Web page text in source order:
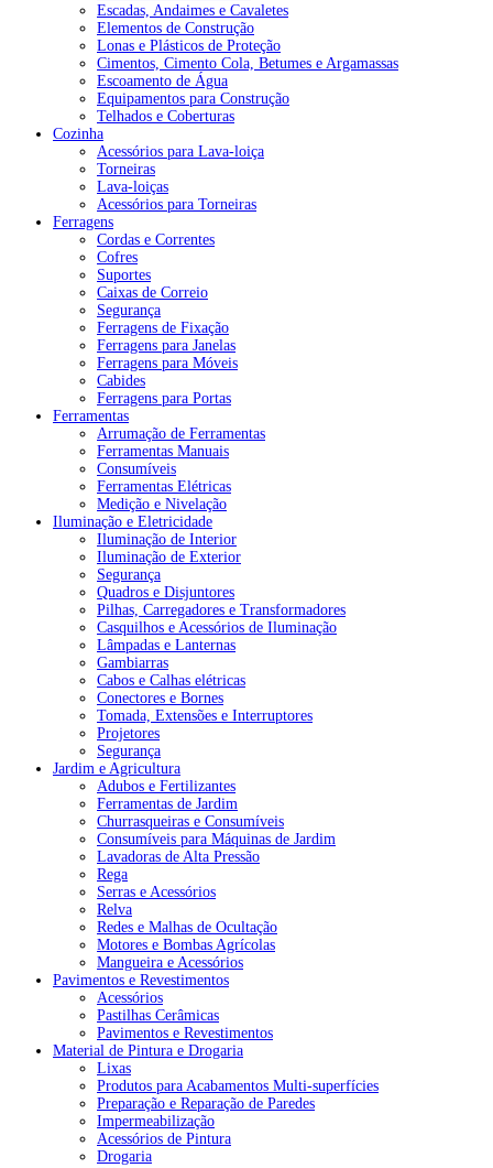
Escadas, Andaimes e Cavaletes
Elementos de Construção
Lonas e Plásticos de Proteção
Cimentos, Cimento Cola, Betumes e Argamassas
Escoamento de Água
Equipamentos para Construção
Telhados e Coberturas
Cozinha
Acessórios para Lava-loiça
Torneiras
Lava-loiças
Acessórios para Torneiras
Ferragens
Cordas e Correntes
Cofres
Suportes
Caixas de Correio
Segurança
Ferragens de Fixação
Ferragens para Janelas
Ferragens para Móveis
Cabides
Ferragens para Portas
Ferramentas
Arrumação de Ferramentas
Ferramentas Manuais
Consumíveis
Ferramentas Elétricas
Medição e Nivelação
Iluminação e Eletricidade
Iluminação de Interior
Iluminação de Exterior
Segurança
Quadros e Disjuntores
Pilhas, Carregadores e Transformadores
Casquilhos e Acessórios de Iluminação
Lâmpadas e Lanternas
Gambiarras
Cabos e Calhas elétricas
Conectores e Bornes
Tomada, Extensões e Interruptores
Projetores
Segurança
Jardim e Agricultura
Adubos e Fertilizantes
Ferramentas de Jardim
Churrasqueiras e Consumíveis
Consumíveis para Máquinas de Jardim
Lavadoras de Alta Pressão
Rega
Serras e Acessórios
Relva
Redes e Malhas de Ocultação
Motores e Bombas Agrícolas
Mangueira e Acessórios
Pavimentos e Revestimentos
Acessórios
Pastilhas Cerâmicas
Pavimentos e Revestimentos
Material de Pintura e Drogaria
Lixas
Produtos para Acabamentos Multi-superfícies
Preparação e Reparação de Paredes
Impermeabilização
Acessórios de Pintura
Drogaria